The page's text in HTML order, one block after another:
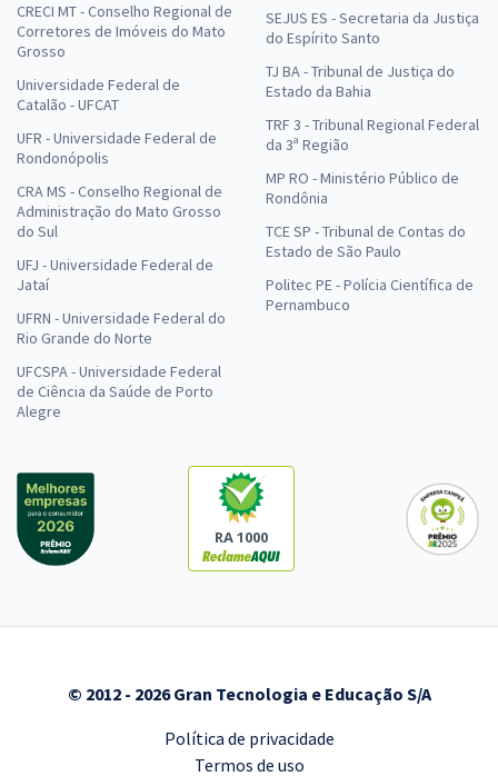
CRECI MT - Conselho Regional de
Corretores de Imóveis do Mato
Grosso
Universidade Federal de
Catalão - UFCAT
UFR - Universidade Federal de
Rondonópolis
CRA MS - Conselho Regional de
Administração do Mato Grosso
do Sul
UFJ - Universidade Federal de
Jataí
UFRN - Universidade Federal do
Rio Grande do Norte
UFCSPA - Universidade Federal
de Ciência da Saúde de Porto
Alegre
SEJUS ES - Secretaria da Justiça
do Espírito Santo
TJ BA - Tribunal de Justiça do
Estado da Bahia
TRF 3 - Tribunal Regional Federal
da 3ª Região
MP RO - Ministério Público de
Rondônia
TCE SP - Tribunal de Contas do
Estado de São Paulo
Politec PE - Polícia Científica de
Pernambuco
RA 1000
© 2012 - 2026 Gran Tecnologia e Educação S/A
Política de privacidade
Termos de uso